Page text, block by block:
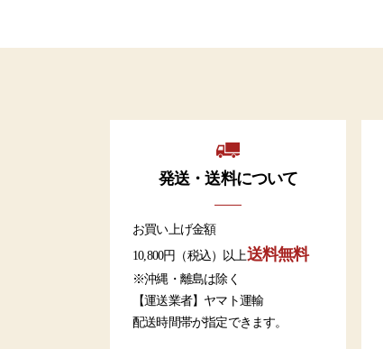
発送・送料について
お買い上げ金額
10,800円（税込）以上送料無料
※沖縄・離島は除く
【運送業者】ヤマト運輸
配送時間帯が指定できます。